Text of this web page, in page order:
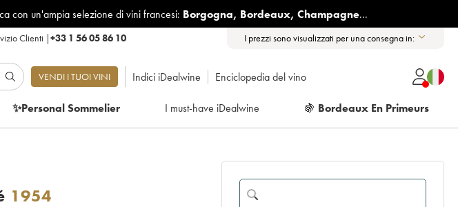
con un'ampia selezione di vini francesi: Borgogna, Bordeaux, Champagne...
Clienti |+33 1 56 05 86 10 I prezzi sono visualizzati per una consegna in:
VENDI I TUOI VINI Indici iDealwine Enciclopedia del vino
✨Personal Sommelier I must-have iDealwine 🍇 Bordeaux En Primeurs
1954